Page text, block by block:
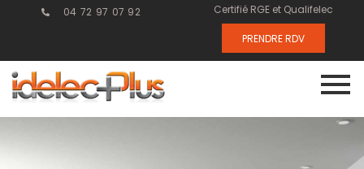
04 72 97 07 92 Certifié RGE et Qualifelec
PRENDRE RDV